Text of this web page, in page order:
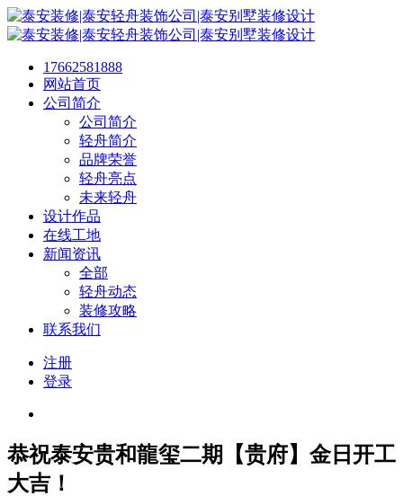
17662581888
网站首页
公司简介
公司简介
轻舟简介
品牌荣誉
轻舟亮点
未来轻舟
设计作品
在线工地
新闻资讯
全部
轻舟动态
装修攻略
联系我们
注册
登录
恭祝泰安贵和龍玺二期【贵府】金日开工
大吉！